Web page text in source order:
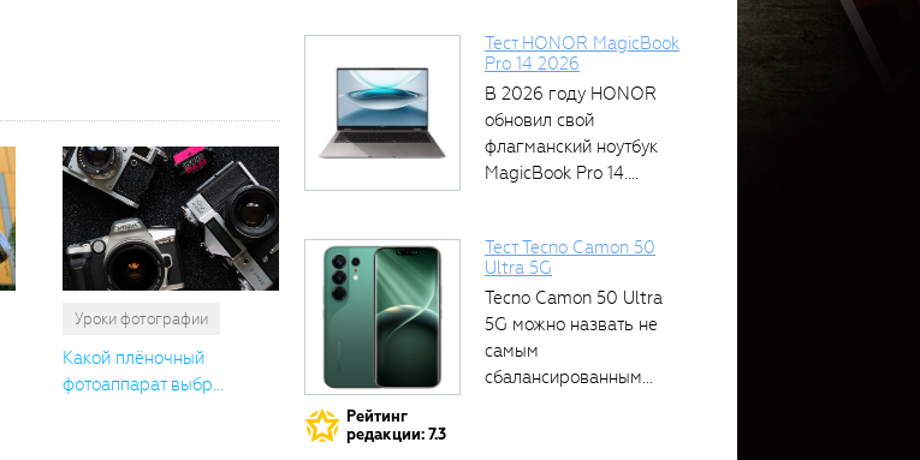
Уроки фотографии
Какой плёночный
фотоаппарат выбр...
Тест HONOR MagicBook
Pro 14 2026
В 2026 году HONOR
обновил свой
флагманский ноутбук
MagicBook Pro 14....
Рейтинг
редакции: 7.3
Тест Tecno Camon 50
Ultra 5G
Tecno Camon 50 Ultra
5G можно назвать не
самым
сбалансированным